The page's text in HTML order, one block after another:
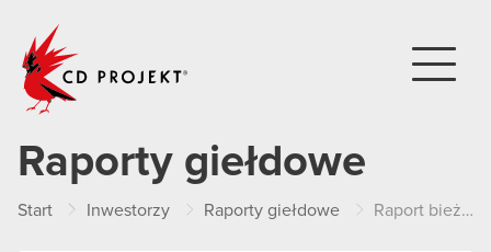
Raporty giełdowe
Start Inwestorzy Raporty giełdowe Raport bieżący nr 36/2008